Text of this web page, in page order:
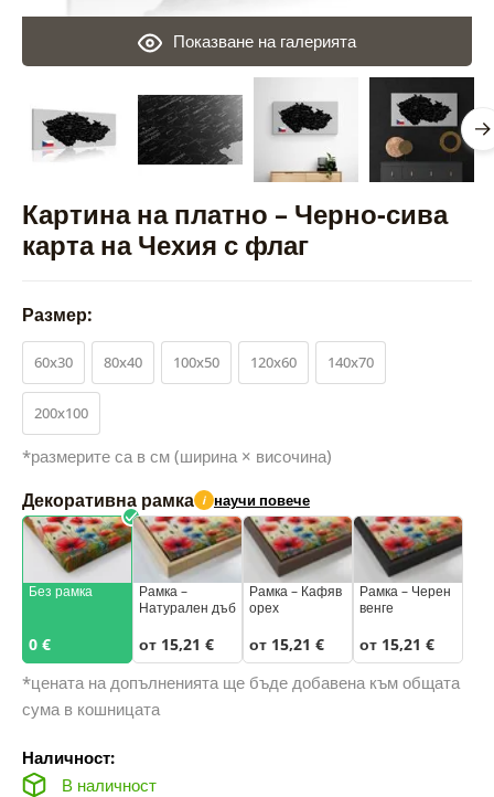
Картина на платно – Черно-сива
карта на Чехия с флаг
Показване на галерията
Размер:
60x30 80x40 100x50 120x60 140x70
200x100
*размерите са в см (ширина × височина)
Декоративна рамка i научи повече
Без рамка
0 €
Рамка –
Натурален дъб
от 15,21 €
Рамка – Кафяв
орех
от 15,21 €
Рамка – Черен
венге
от 15,21 €
*цената на допълненията ще бъде добавена към общата
сума в кошницата
Наличност:
В наличност